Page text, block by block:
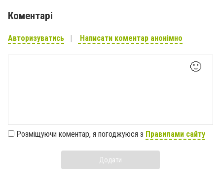
Коментарі
Авторизуватись Написати коментар анонімно
🙂
Розміщуючи коментар, я погоджуюся з Правилами сайту
Додати